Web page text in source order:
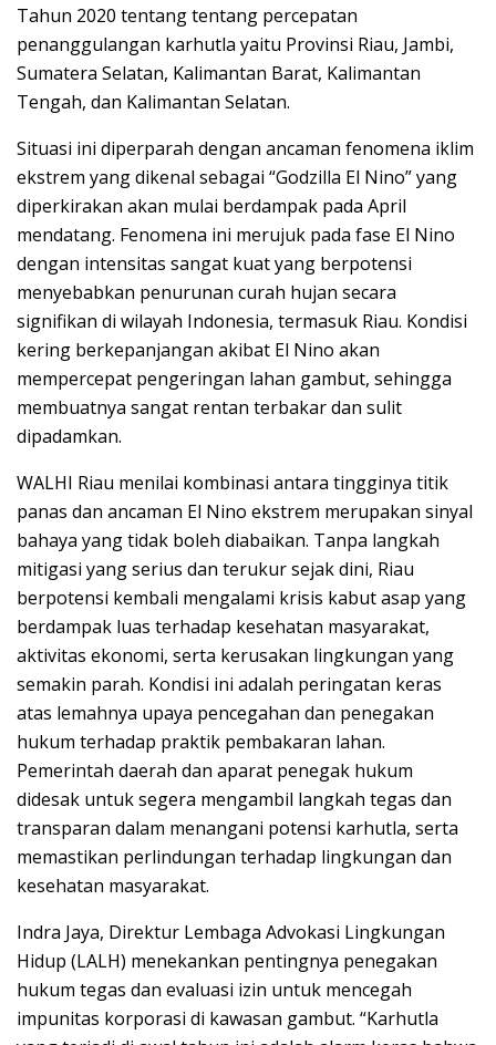
Tahun 2020 tentang tentang percepatan
penanggulangan karhutla yaitu Provinsi Riau, Jambi,
Sumatera Selatan, Kalimantan Barat, Kalimantan
Tengah, dan Kalimantan Selatan.
Situasi ini diperparah dengan ancaman fenomena iklim
ekstrem yang dikenal sebagai “Godzilla El Nino” yang
diperkirakan akan mulai berdampak pada April
mendatang. Fenomena ini merujuk pada fase El Nino
dengan intensitas sangat kuat yang berpotensi
menyebabkan penurunan curah hujan secara
signifikan di wilayah Indonesia, termasuk Riau. Kondisi
kering berkepanjangan akibat El Nino akan
mempercepat pengeringan lahan gambut, sehingga
membuatnya sangat rentan terbakar dan sulit
dipadamkan.
WALHI Riau menilai kombinasi antara tingginya titik
panas dan ancaman El Nino ekstrem merupakan sinyal
bahaya yang tidak boleh diabaikan. Tanpa langkah
mitigasi yang serius dan terukur sejak dini, Riau
berpotensi kembali mengalami krisis kabut asap yang
berdampak luas terhadap kesehatan masyarakat,
aktivitas ekonomi, serta kerusakan lingkungan yang
semakin parah. Kondisi ini adalah peringatan keras
atas lemahnya upaya pencegahan dan penegakan
hukum terhadap praktik pembakaran lahan.
Pemerintah daerah dan aparat penegak hukum
didesak untuk segera mengambil langkah tegas dan
transparan dalam menangani potensi karhutla, serta
memastikan perlindungan terhadap lingkungan dan
kesehatan masyarakat.
Indra Jaya, Direktur Lembaga Advokasi Lingkungan
Hidup (LALH) menekankan pentingnya penegakan
hukum tegas dan evaluasi izin untuk mencegah
impunitas korporasi di kawasan gambut. “Karhutla